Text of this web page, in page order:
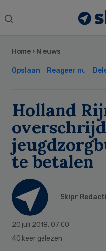
Search
Home › Nieuws
Opslaan Reageer nu
Holland
te betalen
Skipr
20 juli 2018, 07:00
40 keer gelezen
Sidebar